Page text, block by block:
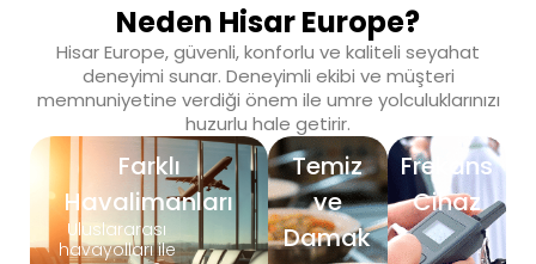
Neden Hisar Europe?
Hisar Europe, güvenli, konforlu ve kaliteli seyahat
deneyimi sunar. Deneyimli ekibi ve müşteri
memnuniyetine verdiği önem ile umre yolculuklarınızı
huzurlu hale getirir.
Farklı
Havalimanları
Uluslararası
havayolları ile
Temiz
ve
Damak
Frekans
Cihaz